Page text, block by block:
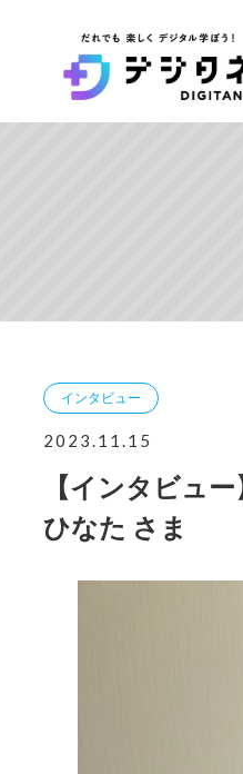
インタビュー
2023.11.15
【インタビュ
ひなた さま